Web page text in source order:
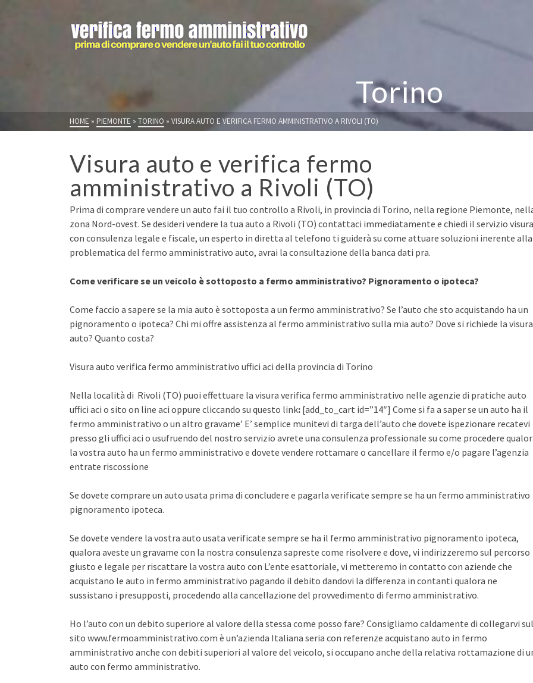
Torino
HOME » PIEMONTE » TORINO » VISURA AUTO E VERIFICA FERMO AMMINISTRATIVO A RIVOLI (TO)
Visura auto e verifica fermo
amministrativo a Rivoli (TO)
Prima di comprare vendere un auto fai il tuo controllo a Rivoli, in provincia di Torino, nella regione Piemonte,
zona Nord-ovest. Se desideri vendere la tua auto a Rivoli (TO) contattaci immediatamente e chiedi il servizio visura
con consulenza legale e fiscale, un esperto in diretta al telefono ti guiderà su come attuare soluzioni inerente alla
problematica del fermo amministrativo auto, avrai la consultazione della banca dati pra.
Come verificare se un veicolo è sottoposto a fermo amministrativo? Pignoramento o ipoteca?
Come faccio a sapere se la mia auto è sottoposta a un fermo amministrativo? Se l’auto che sto acquistando ha un
pignoramento o ipoteca? Chi mi offre assistenza al fermo amministrativo sulla mia auto? Dove si richiede la visura
auto? Quanto costa?
Visura auto verifica fermo amministrativo uffici aci della provincia di Torino
Nella località di Rivoli (TO) puoi effettuare la visura verifica fermo amministrativo nelle agenzie di pratiche auto
uffici aci o sito on line aci oppure cliccando su questo link: [add_to_cart id=”14″] Come si fa a saper se un auto ha il
fermo amministrativo o un altro gravame’ E’ semplice munitevi di targa dell’auto che dovete ispezionare recatevi
presso gli uffici aci o usufruendo del nostro servizio avrete una consulenza professionale su come procedere
la vostra auto ha un fermo amministrativo e dovete vendere rottamare o cancellare il fermo e/o pagare l’agenzia
entrate riscossione
Se dovete comprare un auto usata prima di concludere e pagarla verificate sempre se ha un fermo amministrativo
pignoramento ipoteca.
Se dovete vendere la vostra auto usata verificate sempre se ha il fermo amministrativo pignoramento ipoteca,
qualora aveste un gravame con la nostra consulenza sapreste come risolvere e dove, vi indirizzeremo sul percorso
giusto e legale per riscattare la vostra auto con L’ente esattoriale, vi metteremo in contatto con aziende che
acquistano le auto in fermo amministrativo pagando il debito dandovi la differenza in contanti qualora ne
sussistano i presupposti, procedendo alla cancellazione del provvedimento di fermo amministrativo.
Ho l’auto con un debito superiore al valore della stessa come posso fare? Consigliamo caldamente di collegarvi sul
sito www.fermoamministrativo.com è un’azienda Italiana seria con referenze acquistano auto in fermo
amministrativo anche con debiti superiori al valore del veicolo, si occupano anche della relativa rottamazione di
auto con fermo amministrativo.